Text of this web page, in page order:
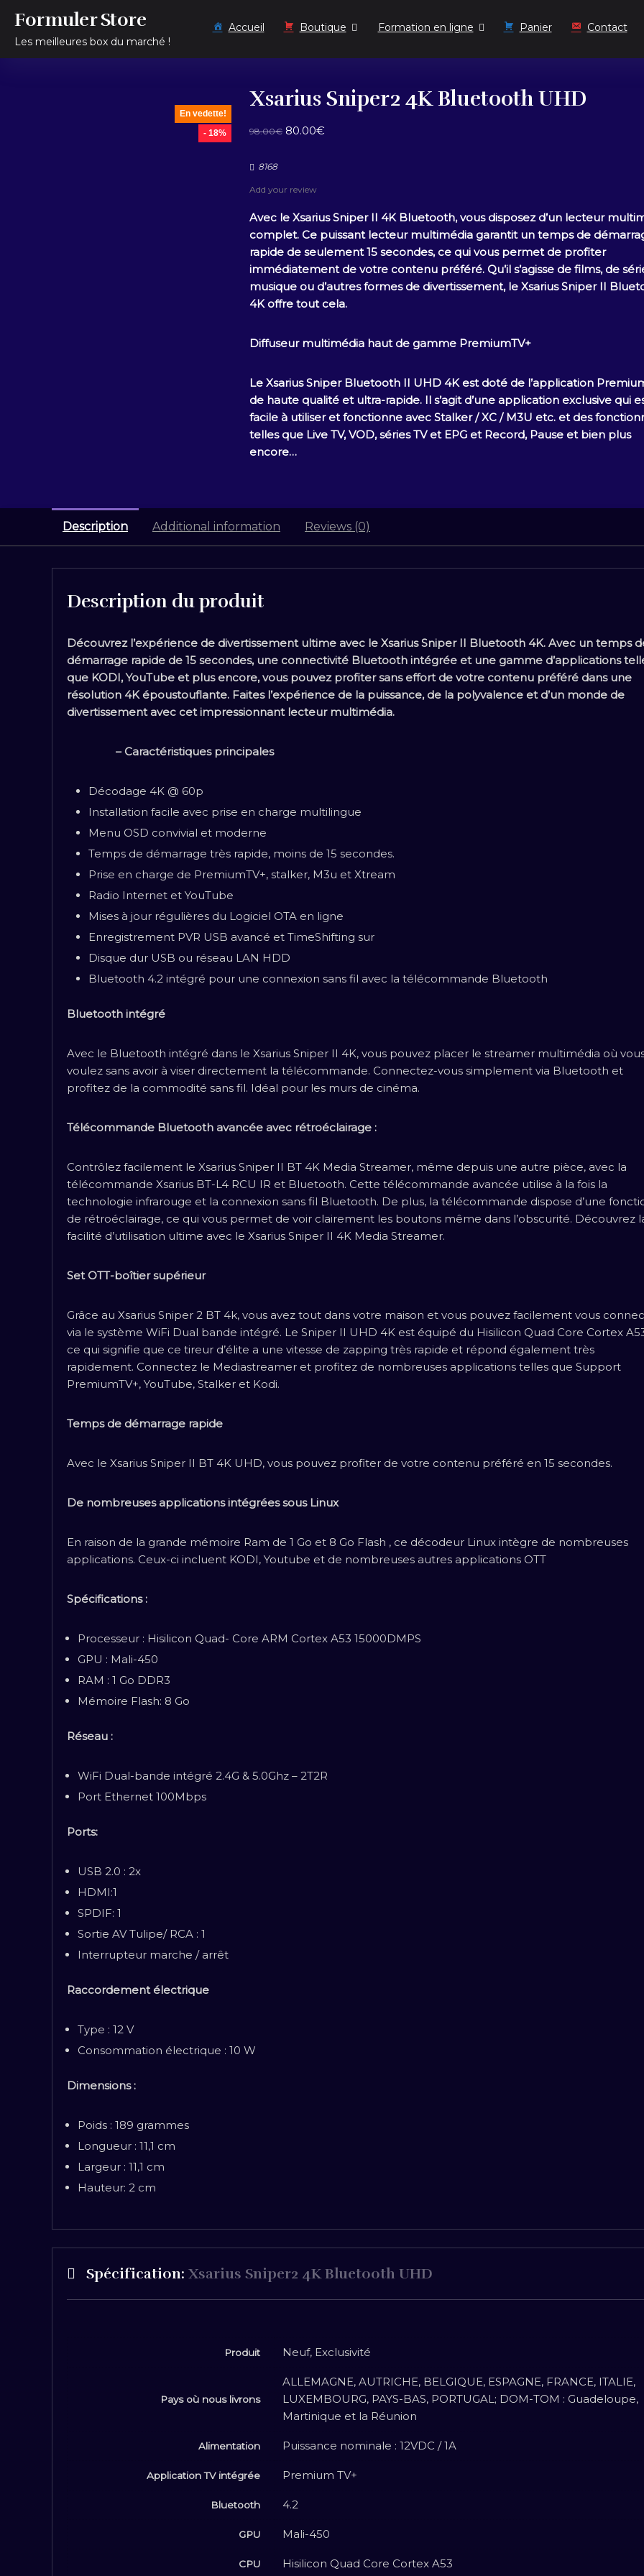
Formuler Store
Les meilleures box du marché !
Accueil Boutique Formation en ligne Panier Contact
En vedette!
- 18%
Xsarius Sniper2 4K Bluetooth UHD
98.00€ Le
80.00€
8168
Add your review
Avec le Xsarius Sniper II 4K Bluetooth, vous disposez d’un lecteur
complet. Ce puissant lecteur multimédia garantit un temps de
rapide de seulement 15 secondes, ce qui vous permet de profiter
immédiatement de votre contenu préféré. Qu’il s’agisse de films, de
musique ou d’autres formes de divertissement, le Xsarius Sniper II
4K offre tout cela.
Diffuseur multimédia haut de gamme PremiumTV+
Le Xsarius Sniper Bluetooth II UHD 4K est doté de l’application
de haute qualité et ultra-rapide. Il s’agit d’une application exclusive qui
facile à utiliser et fonctionne avec Stalker / XC / M3U etc. et des
telles que Live TV, VOD, séries TV et EPG et Record, Pause et bien plus
encore…
Description Additional information Reviews (0)
Description du produit
Découvrez l’expérience de divertissement ultime avec le Xsarius Sniper II Bluetooth 4K. Avec un temps
démarrage rapide de 15 secondes, une connectivité Bluetooth intégrée et une gamme d’applications
que KODI, YouTube et plus encore, vous pouvez profiter sans effort de votre contenu préféré dans une
résolution 4K époustouflante. Faites l’expérience de la puissance, de la polyvalence et d’un monde de
divertissement avec cet impressionnant lecteur multimédia.
– Caractéristiques principales
Décodage 4K @ 60p
Installation facile avec prise en charge multilingue
Menu OSD convivial et moderne
Temps de démarrage très rapide, moins de 15 secondes.
Prise en charge de PremiumTV+, stalker, M3u et Xtream
Radio Internet et YouTube
Mises à jour régulières du Logiciel OTA en ligne
Enregistrement PVR USB avancé et TimeShifting sur
Disque dur USB ou réseau LAN HDD
Bluetooth 4.2 intégré pour une connexion sans fil avec la télécommande Bluetooth
Bluetooth intégré
Avec le Bluetooth intégré dans le Xsarius Sniper II 4K, vous pouvez placer le streamer multimédia où
voulez sans avoir à viser directement la télécommande. Connectez-vous simplement via Bluetooth et
profitez de la commodité sans fil. Idéal pour les murs de cinéma.
Télécommande Bluetooth avancée avec rétroéclairage :
Contrôlez facilement le Xsarius Sniper II BT 4K Media Streamer, même depuis une autre pièce, avec la
télécommande Xsarius BT-L4 RCU IR et Bluetooth. Cette télécommande avancée utilise à la fois la
technologie infrarouge et la connexion sans fil Bluetooth. De plus, la télécommande dispose d’une
de rétroéclairage, ce qui vous permet de voir clairement les boutons même dans l’obscurité. Découvrez
facilité d’utilisation ultime avec le Xsarius Sniper II 4K Media Streamer.
Set OTT-boîtier supérieur
Grâce au Xsarius Sniper 2 BT 4k, vous avez tout dans votre maison et vous pouvez facilement vous
via le système WiFi Dual bande intégré. Le Sniper II UHD 4K est équipé du Hisilicon Quad Core Cortex
ce qui signifie que ce tireur d’élite a une vitesse de zapping très rapide et répond également très
rapidement. Connectez le Mediastreamer et profitez de nombreuses applications telles que Support
PremiumTV+, YouTube, Stalker et Kodi.
Temps de démarrage rapide
Avec le Xsarius Sniper II BT 4K UHD, vous pouvez profiter de votre contenu préféré en 15 secondes.
De nombreuses applications intégrées sous Linux
En raison de la grande mémoire Ram de 1 Go et 8 Go Flash , ce décodeur Linux intègre de nombreuses
applications. Ceux-ci incluent KODI, Youtube et de nombreuses autres applications OTT
Spécifications :
Processeur : Hisilicon Quad- Core ARM Cortex A53 15000DMPS
GPU : Mali-450
RAM : 1 Go DDR3
Mémoire Flash: 8 Go
Réseau :
WiFi Dual-bande intégré 2.4G & 5.0Ghz – 2T2R
Port Ethernet 100Mbps
Ports:
USB 2.0 : 2x
HDMI:1
SPDIF: 1
Sortie AV Tulipe/ RCA : 1
Interrupteur marche / arrêt
Raccordement électrique
Type : 12 V
Consommation électrique : 10 W
Dimensions :
Poids : 189 grammes
Longueur : 11,1 cm
Largeur : 11,1 cm
Hauteur: 2 cm
Spécification: Xsarius Sniper2 4K Bluetooth UHD
Produit Neuf, Exclusivité
Pays où nous livrons
ALLEMAGNE, AUTRICHE, BELGIQUE, ESPAGNE, FRANCE, ITALIE,
LUXEMBOURG, PAYS-BAS, PORTUGAL; DOM-TOM : Guadeloupe,
Martinique et la Réunion
Alimentation Puissance nominale : 12VDC / 1A
Application TV intégrée Premium TV+
Bluetooth 4.2
GPU Mali-450
CPU Hisilicon Quad Core Cortex A53